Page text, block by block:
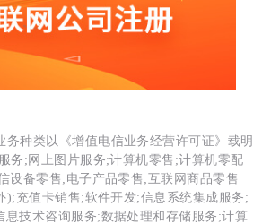
种类以《增值电信业务经营许可证》载明
务;网上图片服务;计算机零售;计算机零配
设备零售;电子产品零售;互联网商品零售
);充值卡销售;软件开发;信息系统集成服务;
息技术咨询服务;数据处理和存储服务;计算